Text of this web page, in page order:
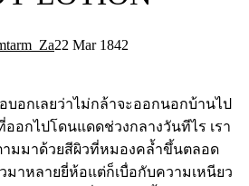
22 Mar 1842
บอกเลยว่าไม่กล้าจะออกนอกบ้านไป
ออกไปโดนแดดช่วงกลางวันทีไร เรา
ามมาด้วยสีผิวที่หมองคล้ำขึ้นตลอด
มาหลายยี่ห้อแต่ก็เบื่อกับความเหนียว